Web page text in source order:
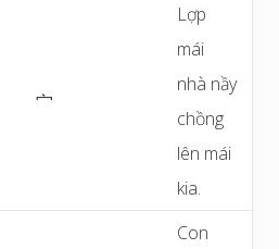
宀
Lợp
mái
nhà nầy
chồng
lên mái
kia.
Con